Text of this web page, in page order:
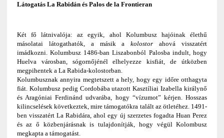
Látogatás La Rabidán és Palos de la Frontieran
Két fő látnivalója: az egyik, ahol Kolumbusz hajóinak élethű
másolatai látogathatók, a másik akolostor ahová visszatért
imádkozni. Kolumbusz 1486-ban Liszabonból Palosba indult, hogy
Huelva városban, sógornőjénél elhelyezze kisfiát, de útközben
megpihentek a La Rabida-kolostorban.
Kolumbusznak annyira megtetszett a hely, hogy egy időre otthagyta
fiát. Kolumbusz pedig Cordobába utazott Kasztíliai Izabella királynő
és Aragóniai Ferdinánd udvarába, hogy “vízumot” kérjen. Hosszas
kilincselések következtek, mire támogatókra talált az ötletéhez. 1491-
ben visszatért La Rabidára, ahol egy új szerzetes fogadta Huan Perez
és az ő közbenjárásnak is tulajdonítják, hogy végül Kolombusz
megkapta a támogatást.